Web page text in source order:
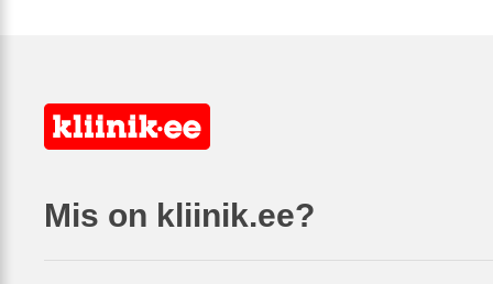
Mis on kliinik.ee?